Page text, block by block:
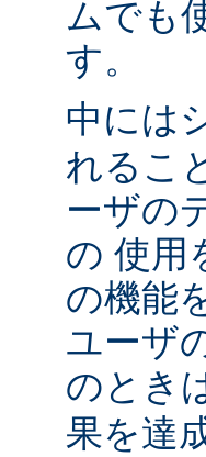
ムでも
す。
中には
れるこ
ーザの
の 使用
の機能
ユーザ
のとき
果を達